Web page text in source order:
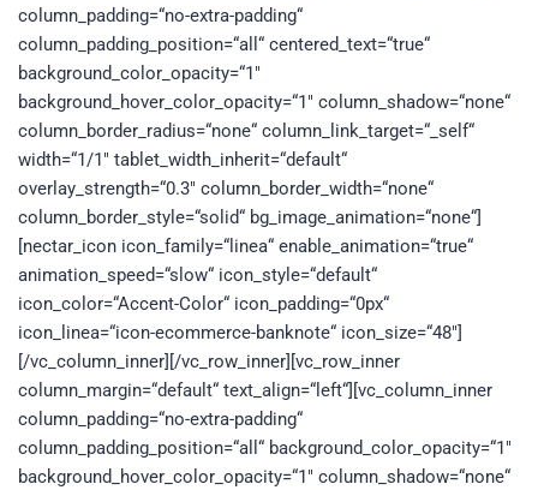
column_padding=“no-extra-padding“
column_padding_position=“all“ centered_text=“true“
background_color_opacity=“1″
background_hover_color_opacity=“1″ column_shadow=“none“
column_border_radius=“none“ column_link_target=“_self“
width=“1/1″ tablet_width_inherit=“default“
overlay_strength=“0.3″ column_border_width=“none“
column_border_style=“solid“ bg_image_animation=“none“]
[nectar_icon icon_family=“linea“ enable_animation=“true“
animation_speed=“slow“ icon_style=“default“
icon_color=“Accent-Color“ icon_padding=“0px“
icon_linea=“icon-ecommerce-banknote“ icon_size=“48″]
[/vc_column_inner][/vc_row_inner][vc_row_inner
column_margin=“default“ text_align=“left“][vc_column_inner
column_padding=“no-extra-padding“
column_padding_position=“all“ background_color_opacity=“1″
background_hover_color_opacity=“1″ column_shadow=“none“